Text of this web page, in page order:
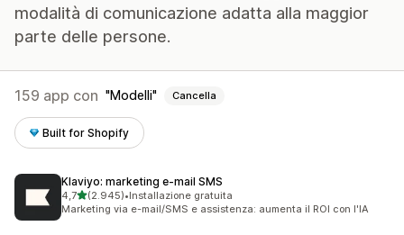
modalità di comunicazione adatta alla maggior
parte delle persone.
159 app con Modelli Cancella
Built for Shopify
Klaviyo: marketing e‑mail SMS
4,7stelle su 5
(2.945)
2945 recensioni totali
•Installazione gratuita
Marketing via e-mail/SMS e assistenza: aumenta il ROI con l'IA